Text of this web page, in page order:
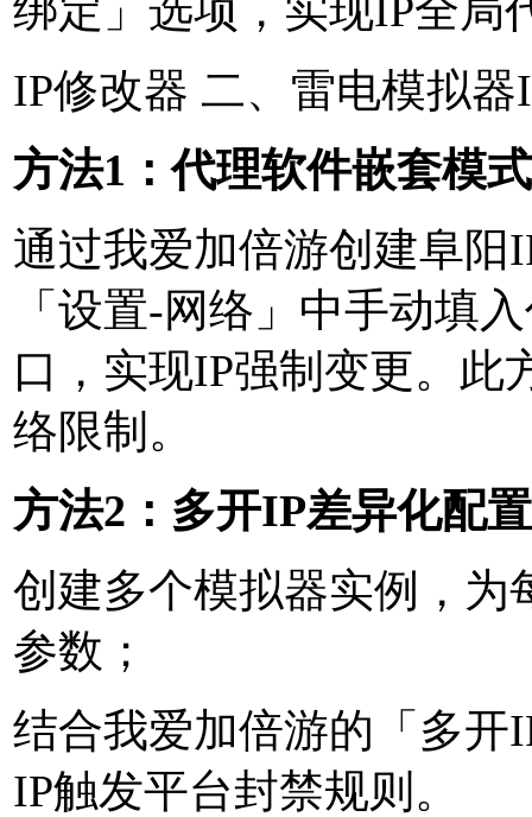
绑定」选项，实现IP全局
IP修改器 二、雷电模拟
方法1：代理软件嵌套模式
通过我爱加倍游创建阜阳
「设置-网络」中手动填
口，实现IP强制变更。此
络限制。
方法2：多开IP差异化配置
创建多个模拟器实例，为
参数；
结合我爱加倍游的「多开
IP触发平台封禁规则。